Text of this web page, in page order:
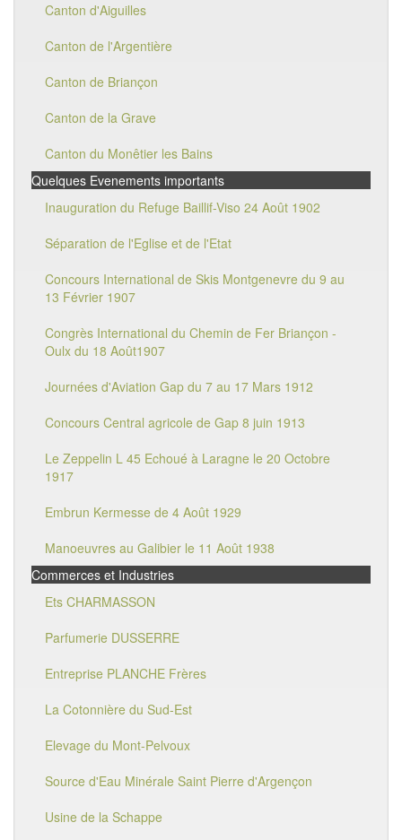
Canton d'Aiguilles
Canton de l'Argentière
Canton de Briançon
Canton de la Grave
Canton du Monêtier les Bains
Quelques Evenements importants
Inauguration du Refuge Baillif-Viso 24 Août 1902
Séparation de l'Eglise et de l'Etat
Concours International de Skis Montgenevre du 9 au
13 Février 1907
Congrès International du Chemin de Fer Briançon -
Oulx du 18 Août1907
Journées d'Aviation Gap du 7 au 17 Mars 1912
Concours Central agricole de Gap 8 juin 1913
Le Zeppelin L 45 Echoué à Laragne le 20 Octobre
1917
Embrun Kermesse de 4 Août 1929
Manoeuvres au Galibier le 11 Août 1938
Commerces et Industries
Ets CHARMASSON
Parfumerie DUSSERRE
Entreprise PLANCHE Frères
La Cotonnière du Sud-Est
Elevage du Mont-Pelvoux
Source d'Eau Minérale Saint Pierre d'Argençon
Usine de la Schappe